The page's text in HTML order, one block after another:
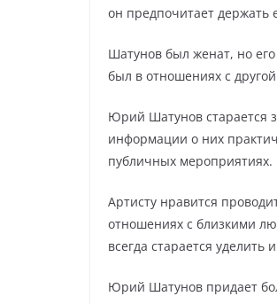
он предпочитает держать
Шатунов был женат, но
был в отношениях с
Юрий Шатунов старается
информации о них
публичных мероприятиях.
Артисту нравится
отношениях с близкими
всегда старается
Юрий Шатунов придает